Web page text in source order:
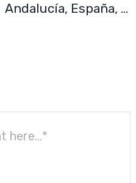
Andalucía, España, …